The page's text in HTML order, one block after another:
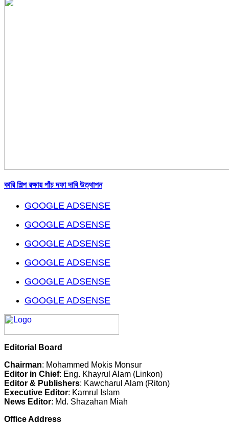
কারি শিল্প রক্ষায় পাঁচ দফা দাবি উত্থাপন
GOOGLE ADSENSE
GOOGLE ADSENSE
GOOGLE ADSENSE
GOOGLE ADSENSE
GOOGLE ADSENSE
GOOGLE ADSENSE
Editorial Board
Chairman: Mohammed Mokis Monsur
Editor in Chief: Eng. Khayrul Alam (Linkon)
Editor & Publishers: Kawcharul Alam (Riton)
Executive Editor: Kamrul Islam
News Editor: Md. Shazahan Miah
Office Address